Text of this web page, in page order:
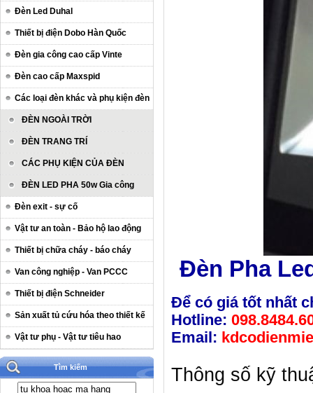
Đèn Led Duhal
Thiết bị điện Dobo Hàn Quốc
Đèn gia công cao cấp Vinte
Đèn cao cấp Maxspid
Các loại đèn khác và phụ kiện đèn
ĐÈN NGOÀI TRỜI
ĐÈN TRANG TRÍ
CÁC PHỤ KIỆN CỦA ĐÈN
ĐÈN LED PHA 50w Gia công
Đèn exit - sự cố
Vật tư an toàn - Bảo hộ lao động
Thiết bị chữa cháy - báo cháy
Van công nghiệp - Van PCCC
Thiết bị điện Schneider
Sản xuất tủ cứu hóa theo thiết kế
Vật tư phụ - Vật tư tiêu hao
Tìm kiếm
Đèn Pha
Để có giá tốt nhất
Hotline:
Email:
Thông số kỹ